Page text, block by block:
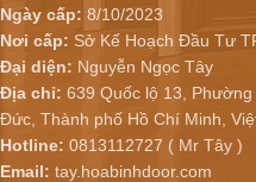
Ngày cấp: 8/10/2023
Nơi cấp: Sở Kế Hoạch Đầu Tư
Đại diện: Nguyễn Ngọc Tây
Địa chỉ: 639 Quốc lộ 13,
Đức, Thành phố Hồ Chí Minh,
Hotline: 0813112727 ( Mr Tây )
Email: tay.hoabinhdoor.com